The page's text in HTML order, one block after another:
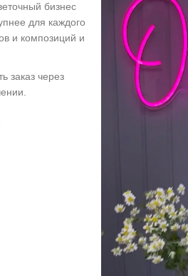
бизнес
для каждого
и композиций и
заказ через